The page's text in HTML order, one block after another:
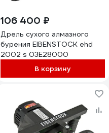
106 400 ₽
Дрель сухого алмазного
бурения EIBENSTOCK ehd
2002 s 03E28000
В корзину